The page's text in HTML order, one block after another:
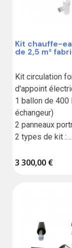
Kit chauffe-
de 2,5 m²
Kit circulation
d'appoint
1 ballon de
échangeur)
2 panneaux
2 types de kit :
3 300,00 €